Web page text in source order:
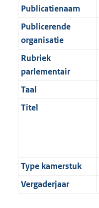
Publicatienaam
Publicerende
organisatie
Rubriek
parlementair
Taal
Titel
Type kamerstuk
Vergaderjaar